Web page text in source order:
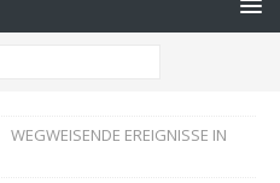
WEGWEISENDE EREIGNISSE IN